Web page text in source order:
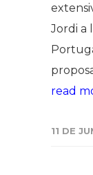
Jordi a
read
11 DE